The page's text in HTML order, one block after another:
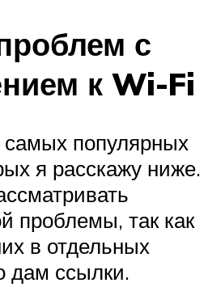
с
к Wi-Fi
самых популярных
я расскажу ниже.
проблемы, так как
в отдельных
дам ссылки.